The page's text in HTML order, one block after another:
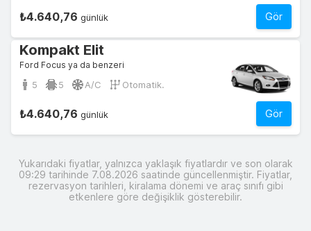
Gör
₺4.640,76 günlük
Kompakt Elit
Ford Focus ya da benzeri
5 5 A/C Otomatik.
Gör
₺4.640,76 günlük
Yukarıdaki fiyatlar, yalnızca yaklaşık fiyatlardır ve son olarak
09:29 tarihinde 7.08.2026 saatinde güncellenmiştir. Fiyatlar,
rezervasyon tarihleri, kiralama dönemi ve araç sınıfı gibi
etkenlere göre değişiklik gösterebilir.